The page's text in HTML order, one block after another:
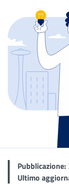
Dettaglio
Pubblicazione:
Ultimo